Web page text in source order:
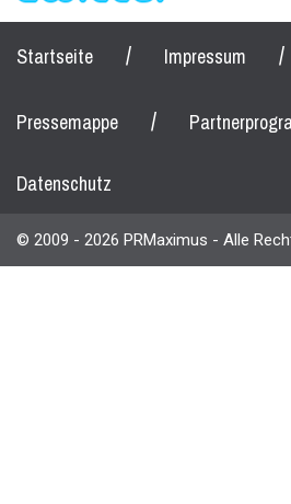
Startseite / Impressum /
Pressemappe /
Datenschutz
© 2009 - 2026 PRMaximus - Alle